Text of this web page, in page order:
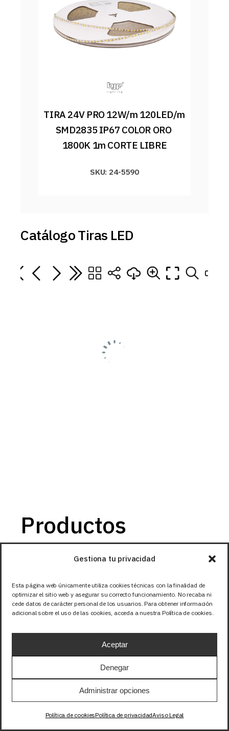
Gestiona tu privacidad
Esta página web únicamente utiliza cookies técnicas con la finalidad de
optimizar el sitio web y asegurar su correcto funcionamiento. No recaba ni
cede datos de carácter personal de los usuarios. Para obtener información
adicional sobre el uso de las cookies, acceda a nuestra Política de cookies.
Aceptar
Denegar
Administrar opciones
Política de cookiesPolítica de privacidadAviso Legal
TIRA 24V PRO 12W/m 120LED/m
SMD2835 IP67 COLOR ORO
1800K 1m CORTE LIBRE
SKU: 24-5590
Catálogo Tiras LED
Productos
relacionados